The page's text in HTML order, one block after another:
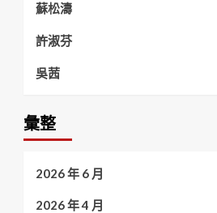
蘇松濤
許淑芬
吳茜
彙整
2026 年 6 月
2026 年 4 月